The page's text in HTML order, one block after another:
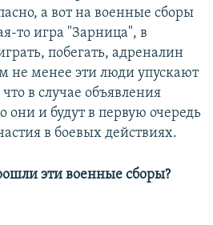
а вот на военные сборы
то игра "Зарница", в
побегать, адреналин
не менее эти люди упускают
в случае объявления
и будут в первую очередь
в боевых действиях.
эти военные сборы?